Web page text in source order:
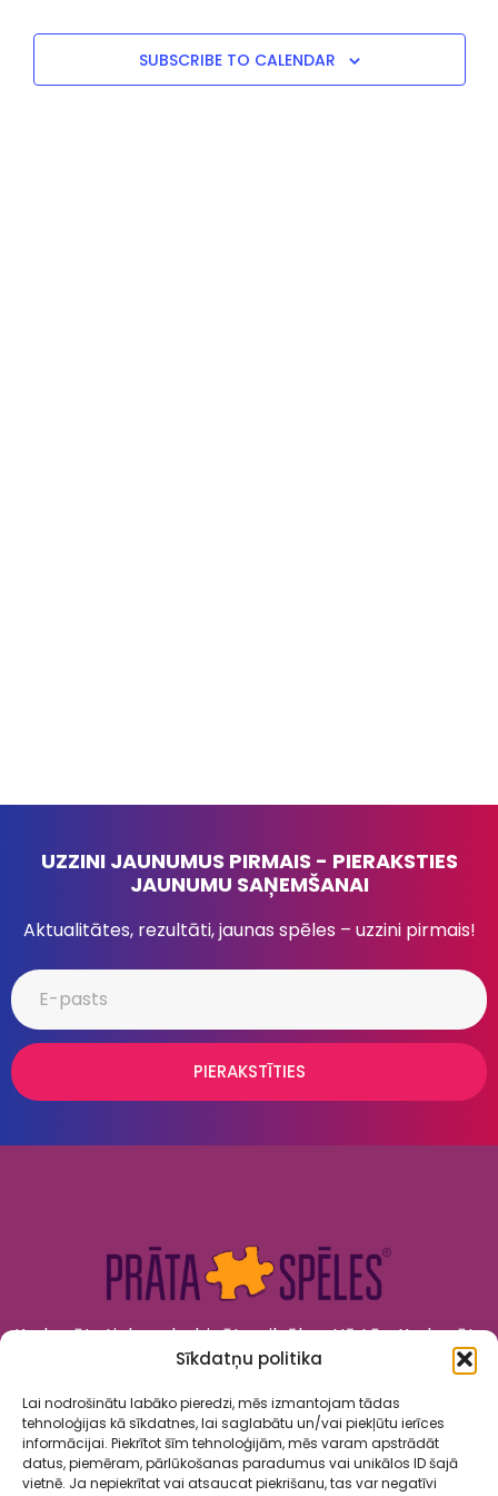
Sīkdatņu politika
Lai nodrošinātu labāko pieredzi, mēs izmantojam tādas
tehnoloģijas kā sīkdatnes, lai saglabātu un/vai piekļūtu ierīces
informācijai. Piekrītot šīm tehnoloģijām, mēs varam apstrādāt
datus, piemēram, pārlūkošanas paradumus vai unikālos ID šajā
vietnē. Ja nepiekrītat vai atsaucat piekrišanu, tas var negatīvi
SUBSCRIBE TO CALENDAR
UZZINI JAUNUMUS PIRMAIS - PIERAKSTIES
JAUNUMU SAŅEMŠANAI
Aktualitātes, rezultāti, jaunas spēles – uzzini pirmais!
PIERAKSTĪTIES
Kad prāts tiek nodarbināts, cilvēks attīstās. Kad prāts
tiek izklaidēts, cilvēks jūtas priecīgs un laimīgs. “Prāta